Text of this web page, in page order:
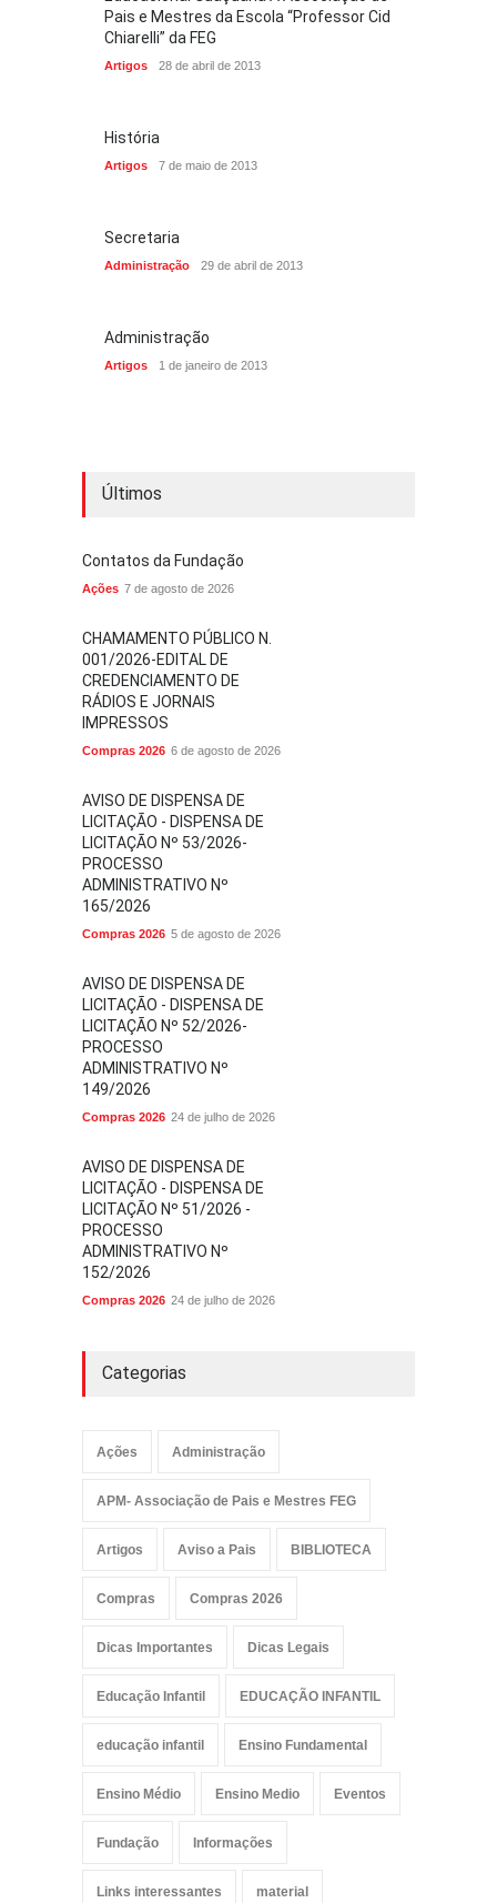
Pais e Mestres da Escola “Professor Cid
Chiarelli” da FEG
Artigos 28 de abril de 2013
História
Artigos 7 de maio de 2013
Secretaria
Administração 29 de abril de 2013
Administração
Artigos 1 de janeiro de 2013
Últimos
Contatos da Fundação
Ações 7 de agosto de 2026
CHAMAMENTO PÚBLICO N.
001/2026-EDITAL DE
CREDENCIAMENTO DE
RÁDIOS E JORNAIS
IMPRESSOS
Compras 2026 6 de agosto de 2026
AVISO DE DISPENSA DE
LICITAÇÃO - DISPENSA DE
LICITAÇÃO Nº 53/2026-
PROCESSO
ADMINISTRATIVO Nº
165/2026
Compras 2026 5 de agosto de 2026
AVISO DE DISPENSA DE
LICITAÇÃO - DISPENSA DE
LICITAÇÃO Nº 52/2026-
PROCESSO
ADMINISTRATIVO Nº
149/2026
Compras 2026 24 de julho de 2026
AVISO DE DISPENSA DE
LICITAÇÃO - DISPENSA DE
LICITAÇÃO Nº 51/2026 -
PROCESSO
ADMINISTRATIVO Nº
152/2026
Compras 2026 24 de julho de 2026
Categorias
Ações Administração
APM- Associação de Pais e Mestres FEG
Artigos Aviso a Pais BIBLIOTECA
Compras Compras 2026
Dicas Importantes Dicas Legais
Educação Infantil EDUCAÇÃO INFANTIL
educação infantil Ensino Fundamental
Ensino Médio Ensino Medio Eventos
Fundação Informações
Links interessantes material